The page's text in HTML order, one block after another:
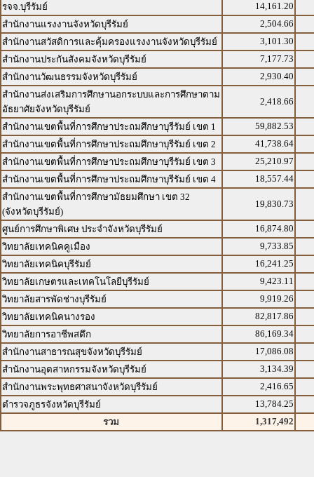
รจจ.บุรีรัมย์
14,161.20
สำนักงานแรงงานจังหวัดบุรีรัมย์
2,504.66
สำนักงานสวัสดิการและคุ้มครองแรงงานจังหวัดบุรีรัมย์
3,101.30
สำนักงานประกันสังคมจังหวัดบุรีรัมย์
7,177.73
สำนักงานวัฒนธรรมจังหวัดบุรีรัมย์
2,930.40
สำนักงานส่งเสริมการศึกษานอกระบบและการศึกษาตาม
อัธยาศัยจังหวัดบุรีรัมย์
2,418.66
สำนักงานเขตพื้นที่การศึกษาประถมศึกษาบุรีรัมย์ เขต 1
59,882.53
สำนักงานเขตพื้นที่การศึกษาประถมศึกษาบุรีรัมย์ เขต 2
41,738.64
สำนักงานเขตพื้นที่การศึกษาประถมศึกษาบุรีรัมย์ เขต 3
25,210.97
สำนักงานเขตพื้นที่การศึกษาประถมศึกษาบุรีรัมย์ เขต 4
18,557.44
สำนักงานเขตพื้นที่การศึกษามัธยมศึกษา เขต 32
(จังหวัดบุรีรัมย์)
19,830.73
ศูนย์การศึกษาพิเศษ ประจำจังหวัดบุรีรัมย์
16,874.80
วิทยาลัยเทคนิคคูเมือง
9,733.85
วิทยาลัยเทคนิคบุรีรัมย์
16,241.25
วิทยาลัยเกษตรและเทคโนโลยีบุรีรัมย์
9,423.11
วิทยาลัยสารพัดช่างบุรีรัมย์
9,919.26
วิทยาลัยเทคนิคนางรอง
82,817.86
วิทยาลัยการอาชีพสตึก
86,169.34
สำนักงานสาธารณสุขจังหวัดบุรีรัมย์
17,086.08
สำนักงานอุตสาหกรรมจังหวัดบุรีรัมย์
3,134.39
สำนักงานพระพุทธศาสนาจังหวัดบุรีรัมย์
2,416.65
ตำรวจภูธรจังหวัดบุรีรัมย์
13,784.25
รวม
1,317,492